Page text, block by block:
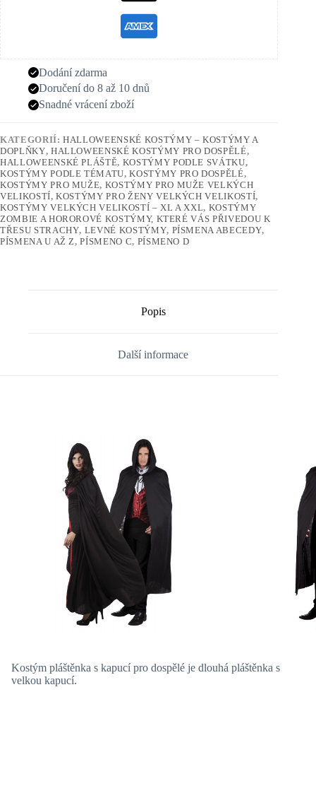
Dodání zdarma
Doručení do 8 až 10 dnů
Snadné vrácení zboží
KATEGORIÍ:HALLOWEENSKÉ KOSTÝMY – KOSTÝMY A
DOPLŇKY, HALLOWEENSKÉ KOSTÝMY PRO DOSPĚLÉ,
HALLOWEENSKÉ PLÁŠTĚ, KOSTÝMY PODLE SVÁTKU,
KOSTÝMY PODLE TÉMATU,KOSTÝMY PRO DOSPĚLÉ,
KOSTÝMY PRO MUŽE, KOSTÝMY PRO MUŽE VELKÝCH
VELIKOSTÍ,KOSTÝMY PRO ŽENY VELKÝCH VELIKOSTÍ,
KOSTÝMY VELKÝCH VELIKOSTÍ – XL A XXL, KOSTÝMY
ZOMBIE A HOROROVÉ KOSTÝMY, KTERÉ VÁS PŘIVEDOU K
TŘESU STRACHY, LEVNÉ KOSTÝMY, PÍSMENA ABECEDY,
PÍSMENA U AŽ Z,PÍSMENO C, PÍSMENO D
Popis
Další informace
Kostým pláštěnka s kapucí pro dospělé je dlouhá pláštěnka s
velkou kapucí.